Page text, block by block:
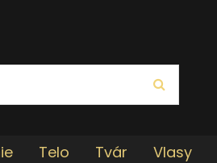
Telo Tvár Vlasy